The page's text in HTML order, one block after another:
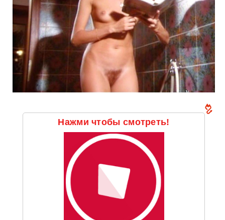
Нажми чтобы смотреть!